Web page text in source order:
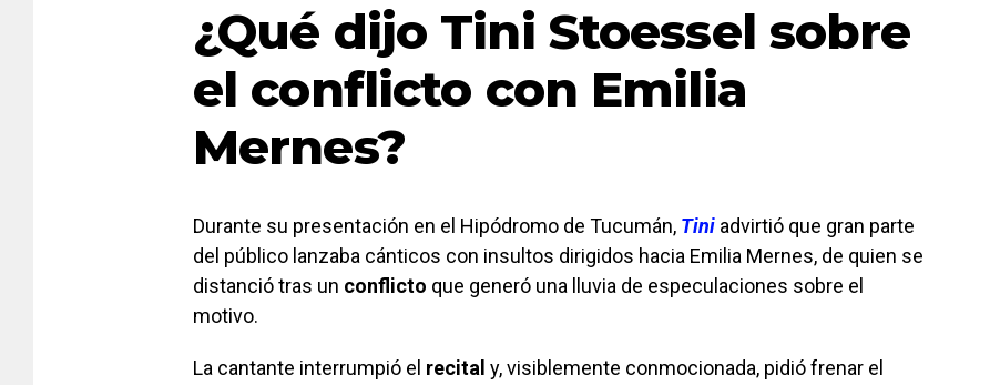
¿Qué dijo Tini Stoessel sobre
el conflicto con Emilia
Mernes?
Durante su presentación en el Hipódromo de Tucumán, Tini advirtió que gran parte
del público lanzaba cánticos con insultos dirigidos hacia Emilia Mernes, de quien se
distanció tras un conflicto que generó una lluvia de especulaciones sobre el
motivo.
La cantante interrumpió el recital y, visiblemente conmocionada, pidió frenar el